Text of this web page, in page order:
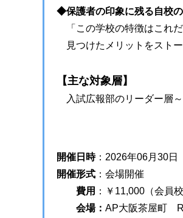
◆保護者の印象に残る自校
「この学校の特徴はこれ
見つけたメリットをスト
【主な対象層】
入試広報部のリーダー層
開催日時： 2026年06月30
開催形式 ： 会場開催
費用 ：
￥11,000（会員
会場： AP大阪茶屋町